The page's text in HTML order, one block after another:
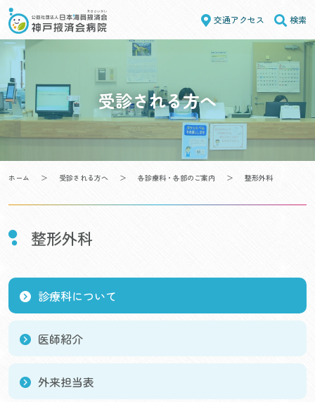
Skip
to
content
交通アクセス 検索
受診される方へ
ホーム ＞ 受診される方へ ＞ 各診療科・各部のご案内 ＞ 整形外科
整形外科
診療科について
医師紹介
外来担当表